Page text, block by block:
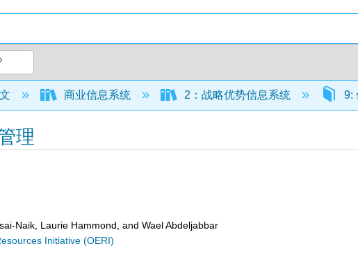
hierarchy商业信息系统 2：战略优势信息系统 9:
理
Naik, Laurie Hammond, and Wael Abdeljabbar
Initiative (OERI)